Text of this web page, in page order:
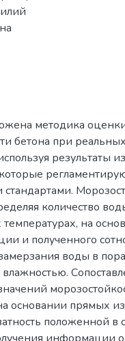
методика
бетона при
результаты
количество
на
и полученного
воды в
основании прямых
положенной в